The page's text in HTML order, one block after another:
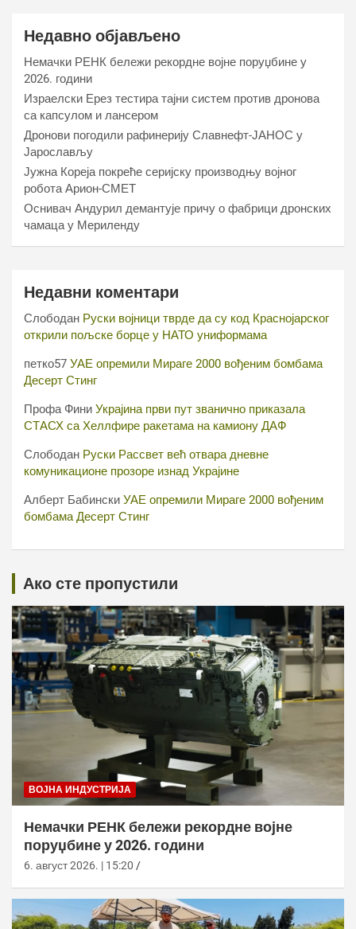
Недавно објављено
Немачки РЕНК бележи рекордне војне поруџбине у
2026. години
Израелски Ерез тестира тајни систем против дронова
са капсулом и лансером
Дронови погодили рафинерију Славнефт-ЈАНОС у
Јарослављу
Јужна Кореја покреће серијску производњу војног
робота Арион-СМЕТ
Оснивач Андурил демантује причу о фабрици дронских
чамаца у Мериленду
Недавни коментари
Слободан Руски војници тврде да су код Краснојарског
открили пољске борце у НАТО униформама
петко57 УАЕ опремили Мираге 2000 вођеним бомбама
Десерт Стинг
Профа Фини Украјина први пут званично приказала
СТАСХ са Хеллфире ракетама на камиону ДАФ
Слободан Руски Рассвет већ отвара дневне
комуникационе прозоре изнад Украјине
Алберт Бабински УАЕ опремили Мираге 2000 вођеним
бомбама Десерт Стинг
Ако сте пропустили
ВОЈНА ИНДУСТРИЈА
Немачки РЕНК бележи рекордне војне
поруџбине у 2026. години
6. август 2026. | 15:20